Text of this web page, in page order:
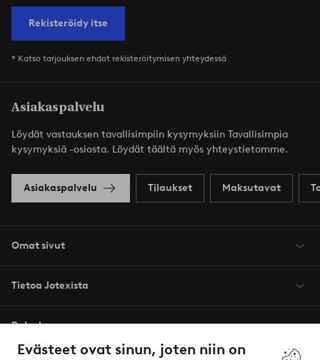
Evästeet ovat sinun, joten niin on
Rekisteröidy itse
* Katso tarjouksen ehdot rekisteröitymisen yhteydessä
Asiakaspalvelu
Löydät vastauksen tavallisimpiin kysymyksiin Tavallisimpia
kysymyksiä -osiosta. Löydät täältä myös yhteystietomme.
Asiakaspalvelu Tilaukset Maksutavat
Omat sivut
Tietoa Jotexista
Palvelumme